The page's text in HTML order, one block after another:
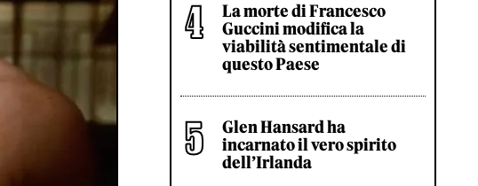
La morte di Francesco
Guccini modifica la
viabilità sentimentale di
questo Paese
Glen Hansard ha
incarnato il vero spirito
dell’Irlanda